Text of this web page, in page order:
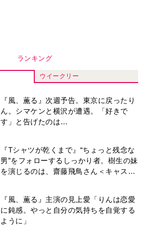
『風、薫る』次週予告。東京に戻ったり
す」と告げたのは…
『Tシャツが乾くまで』“ちょっと残念な
を演じるのは、齋藤飛鳥さん＜キャスト
紹介＞
『風、薫る』主演の見上愛「りんは恋愛
ように」
来週の『風、薫る』あらすじ。派出看護